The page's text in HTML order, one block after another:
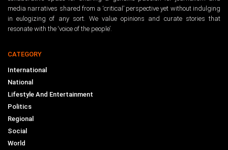
media narratives shared from a ‘critical’ perspective yet without indulging
in eulogizing of any sort. We value opinions and curate stories that
resonate with the ‘voice of the people’.
CATEGORY
International
National
Lifestyle And Entertainment
Politics
Regional
Social
World